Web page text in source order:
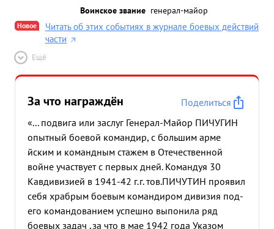
Воинское звание генерал-майор
Новое
Читать об этих событиях в журнале боевых действий
части
Ещё
За что награждён
Поделиться
«... подвига или заслуг Генерал-Майор ПИЧУГИН
опытный боевой командир, с большим арме
йским и командным стажем в Отечественной
войне участвует с первых дней. Командуя 30
Кавдивизией в 1941-42 г.г. тов.ПИЧУТИН проявил
себя храбрым боевым командиром дивизия под-
его командованием успешно выпонила ряд
боевых задач ,за что в мае 1942 года Указом